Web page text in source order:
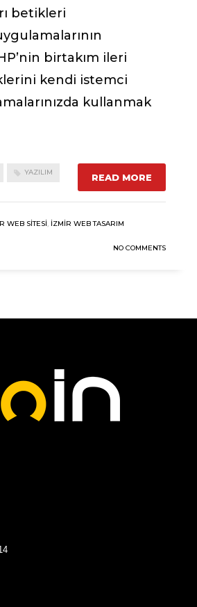
betikleri
birtakım ileri
kendi istemci
kullanmak
YAZILIM READ MORE
WEB SITESI, İZMIR WEB TASARIM
NO COMMENTS